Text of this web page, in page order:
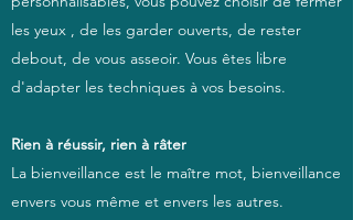
les yeux , de les garder ouverts, de rester
debout, de vous asseoir. Vous êtes libre
d'adapter les techniques à vos besoins.
Rien à réussir, rien à râter
La bienveillance est le maître mot, bienveillance
envers vous même et envers les autres.